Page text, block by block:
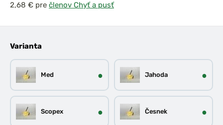
pre členov Chyť a pusť
Varianta
Med ● Jahoda ●
Scopex ● Česnek ●